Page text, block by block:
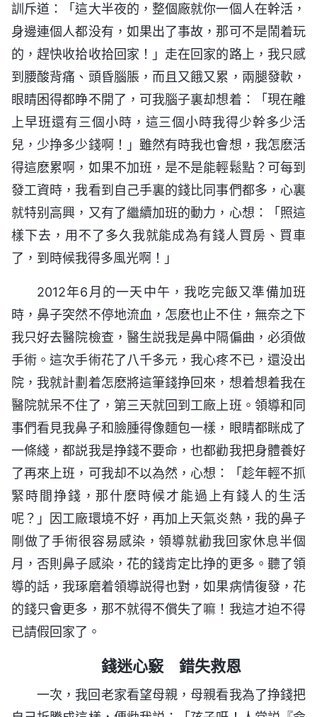
訓斥道：「這大半夜的，整個廠就你一個人在幹活，
身邊連個人都没有，如果出了事故，那可不是鬧着玩
的，趕快收拾收拾回家！」走在回家的路上，我只感
到腰酸背痛、頭昏腦脹，而且又餓又累，兩腿發軟，
眼睛困得都睁不開了，可我腦子裏却想着：「現在離
上早班還有三個小時，這三個小時我得少幹多少活
兒，少挣多少錢啊！」雖然有時我也會想，我怎麽活
得這麽累啊，如果不加班，是不是能輕鬆點？可每到
發工資時，我看到自己手裏的錢比同事們都多，心裏
就特别高興，又有了繼續加班的動力，心想：「照這
樣下去，用不了多久我就能成為有錢人買房、買車
了，到時候我得多風光啊！」
2012年6月的一天中午，我吃完飯又準備加班
時，鼻子突然不停地流血，怎麽也止不住，無奈之下
我只好去醫院檢查，醫生説我是鼻中隔偏曲，必須做
手術。這次手術花了八千多元，我心疼不已，還没出
院，我就計劃着怎麽將這筆錢挣回來，想着想着我在
醫院就呆不住了，第三天就回到工廠上班。領導和同
事們看見我鼻子和臉腫得像麵包一樣，眼睛都眯成了
一條綫，都説我是挣錢不要命，也都勸我把身體養好
了再來上班，可我却不以為然，心想：「趁年輕不抓
緊時間挣錢，那什麽時候才能過上有錢人的生活
呢？」因工廠環境不好，再加上天氣炎熱，我的鼻子
剛做了手術很容易感染，領導就勸我回家休息半個
月，否則鼻子感染，花的錢肯定比挣的更多。聽了領
導的話，我琢磨着領導説得也對，如果病情復發，花
的錢只會更多，那不就得不償失了嘛！我這才迫不得
已請假回家了。
錢迷心竅 錯失救恩
一次，我回老家看望母親，母親看我為了挣錢把